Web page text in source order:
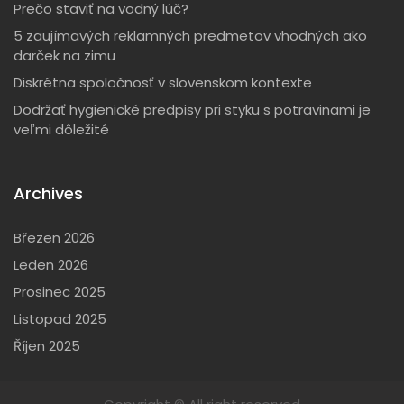
:Prečo staviť na vodný lúč?
5 zaujímavých reklamných predmetov vhodných ako
darček na zimu
Diskrétna spoločnosť v slovenskom kontexte
Dodržať hygienické predpisy pri styku s potravinami je
veľmi dôležité
Archives
Březen 2026
Leden 2026
Prosinec 2025
Listopad 2025
Říjen 2025